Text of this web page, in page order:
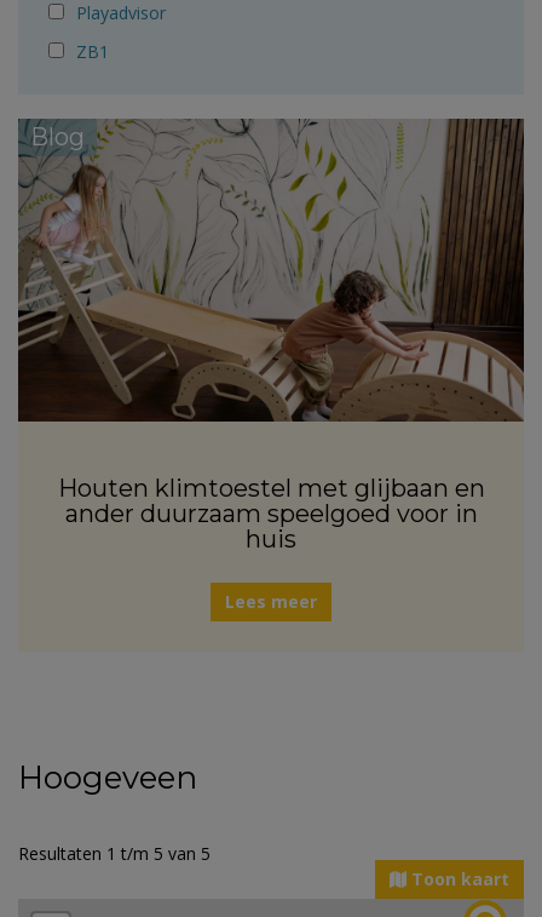
Playadvisor
ZB1
Blog
Houten klimtoestel met glijbaan en
ander duurzaam speelgoed voor in
huis
Lees meer
Hoogeveen
Resultaten 1 t/m 5 van 5
Toon kaart